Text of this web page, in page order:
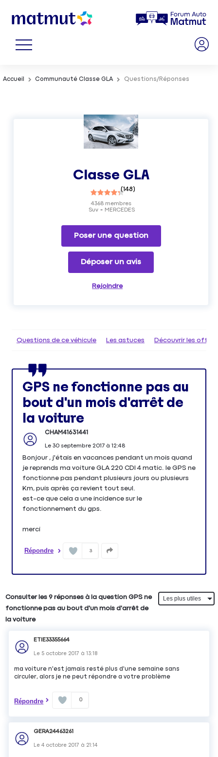
Accueil Communauté Classe GLA Questions/Réponses
Classe GLA
(148)
Suv MERCEDES
4368membres
Poser une question
Déposer un avis
Rejoindre
Questions de ce véhicule Les astuces Découvrir les
GPS ne fonctionne pas au
bout d'un mois d'arrêt de
la voiture
CHAM41631441
Le 30 septembre 2017à 12:48
Bonjour , j'étais en vacances pendant un mois quand
je reprends ma voiture GLA 220 CDI 4 matic. le GPS ne
fonctionne pas pendant plusieurs jours ou plusieurs
Km, puis après ça revient tout seul.
est-ce que cela a une incidence sur le
fonctionnement du gps.
merci
Répondre 3
Consulter les 9 réponses à la question GPS ne
fonctionne pas au bout d'un mois d'arrêt de
la voiture
ETIE33355664
Le 5 octobre 2017 à13:18
ma voiture n'est jamais resté plus d'une semaine sans
circuler, alors je ne peut répondre a votre problème
Répondre 0
GERA24463261
Le4 octobre 2017 à 21:14